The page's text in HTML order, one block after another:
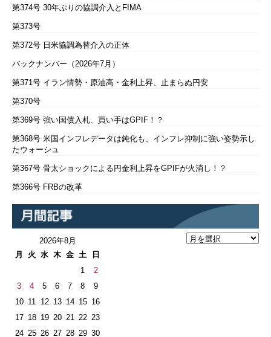
第374号 30年ぶりの協調介入とFIMA
第373号
第372号 日米協調為替介入の正体
バックナンバー（2026年7月）
第371号 イラン情勢・原油高・金利上昇、止まらぬ円安
第370号
第369号 強い国債入札、買い手はGPIF！？
第368号 米国インフレデータは鈍化も、インフレ抑制に強い姿勢示し
たウォーシュ
第367号 骨太ショックによる円金利上昇をGPIFが火消し！？
第366号 FRBの改革
2026年8月
月
火 水 木 金 土 日
1
2
3
4 5 6 7 8
9
10 11 12 13 14 15 16
17 18 19 20 21 22 23
24 25 26 27 28 29 30